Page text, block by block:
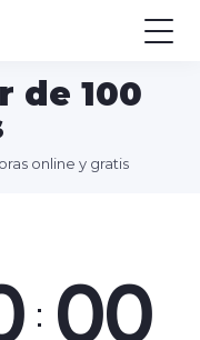
de 100
online y gratis
: 00